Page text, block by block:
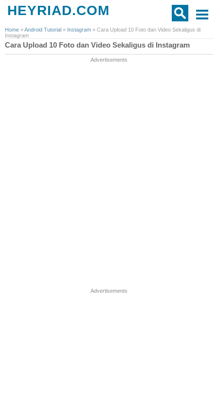
HEYRIAD.COM
Home »Android Tutorial » Instagram » Cara Upload 10 Foto dan Video Sekaligus di
Instagram
Cara Upload 10 Foto dan Video Sekaligus di Instagram
Advertisements
Advertisements